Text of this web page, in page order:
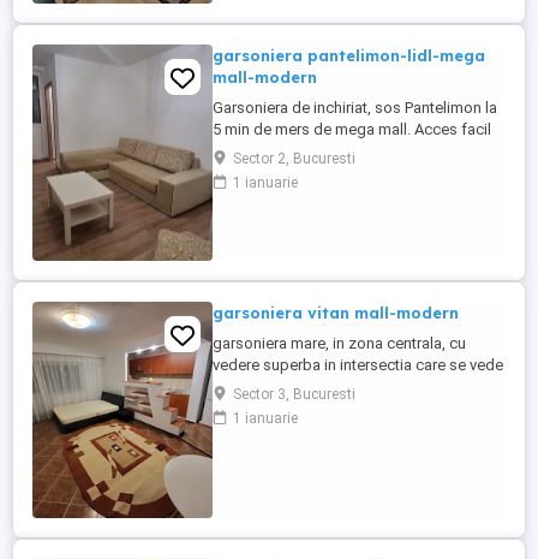
garsoniera pantelimon-lidl-mega
mall-modern
Garsoniera de inchiriat, sos Pantelimon la
5 min de mers de mega mall. Acces facil
intrare stradala. Dotata cu utilitatile
necesare, bloc reabilitat recent
Sector 2, Bucuresti
1 ianuarie
garsoniera vitan mall-modern
garsoniera mare, in zona centrala, cu
vedere superba in intersectia care se vede
din poza. Mobilata si utilata. Bloc
anvelopat. Doar persoane angajate si cu
studii superioare, fara animale de
Sector 3, Bucuresti
1 ianuarie